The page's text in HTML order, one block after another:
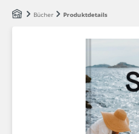
Zum Hauptinhalt springen
Bücher Produktdetails